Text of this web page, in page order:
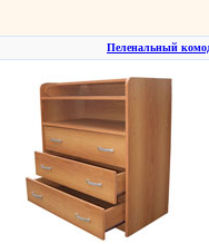
Пеленальный